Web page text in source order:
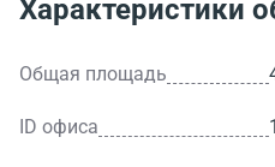
Характеристики
Общая площадь
ID офиса